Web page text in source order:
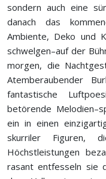
sondern auch eine
danach das
Ambiente, Deko und
schwelgen–auf der
morgen, die
Atemberaubender
fantastische
betörende
ein in einen
skurriler Figuren,
Höchstleistungen
rasant entfesseln sie